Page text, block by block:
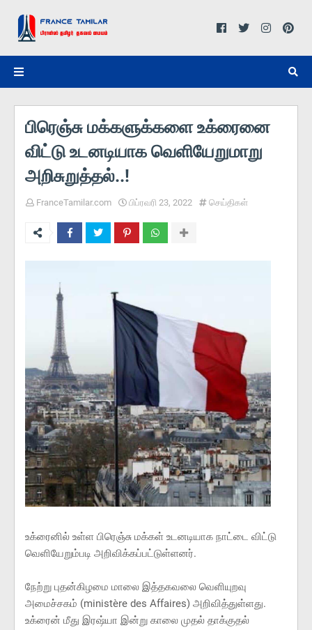
பிரெஞ்சு மக்களுக்களை உக்ரைனை
விட்டு உடனடியாக வெளியேறுமாறு
அறிசுறுத்தல்..!
FranceTamilar.com பிப்ரவரி 23, 2022 செய்திகள்
உக்ரைனில் உள்ள பிரெஞ்சு மக்கள் உடனடியாக நாட்டை விட்டு
வெளியேறும்படி அறிவிக்கப்பட்டுள்ளனர்.
நேற்று புதன்கிழமை மாலை இத்தகவலை வெளியுறவு
அமைச்சகம் (ministère des Affaires) அறிவித்துள்ளது.
உக்ரைன் மீது இரஷ்யா இன்று காலை முதல் தாக்குதல்